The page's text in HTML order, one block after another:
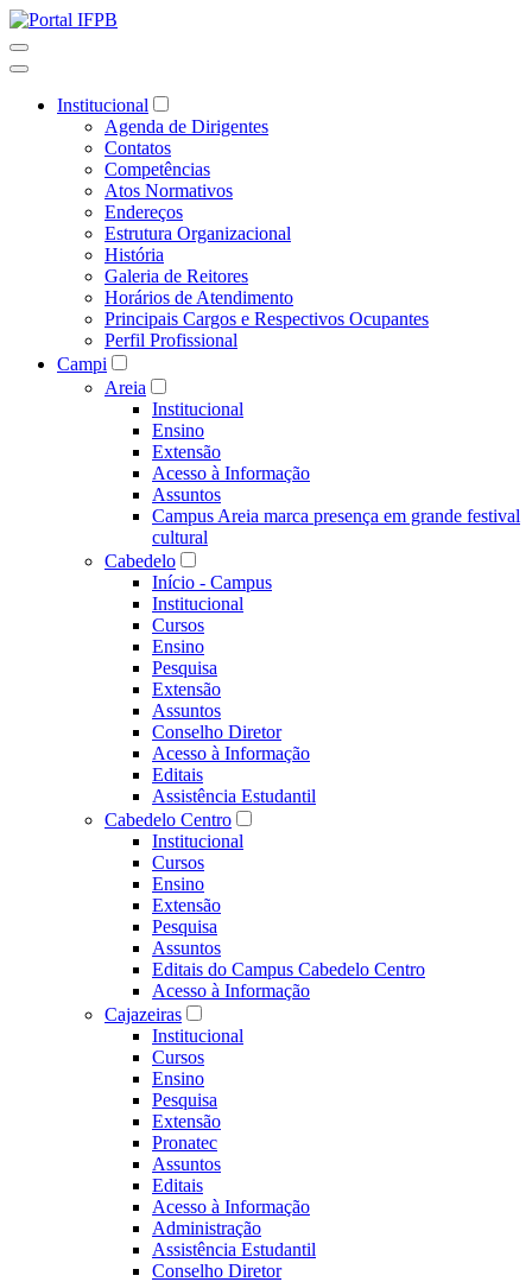
Institucional
Agenda de Dirigentes
Contatos
Competências
Atos Normativos
Endereços
Estrutura Organizacional
História
Galeria de Reitores
Horários de Atendimento
Principais Cargos e Respectivos Ocupantes
Perfil Profissional
Campi
Areia
Institucional
Ensino
Extensão
Acesso à Informação
Assuntos
Campus Areia marca presença em grande festival
cultural
Cabedelo
Início - Campus
Institucional
Cursos
Ensino
Pesquisa
Extensão
Assuntos
Conselho Diretor
Acesso à Informação
Editais
Assistência Estudantil
Cabedelo Centro
Institucional
Cursos
Ensino
Extensão
Pesquisa
Assuntos
Editais do Campus Cabedelo Centro
Acesso à Informação
Cajazeiras
Institucional
Cursos
Ensino
Pesquisa
Extensão
Pronatec
Assuntos
Editais
Acesso à Informação
Administração
Assistência Estudantil
Conselho Diretor